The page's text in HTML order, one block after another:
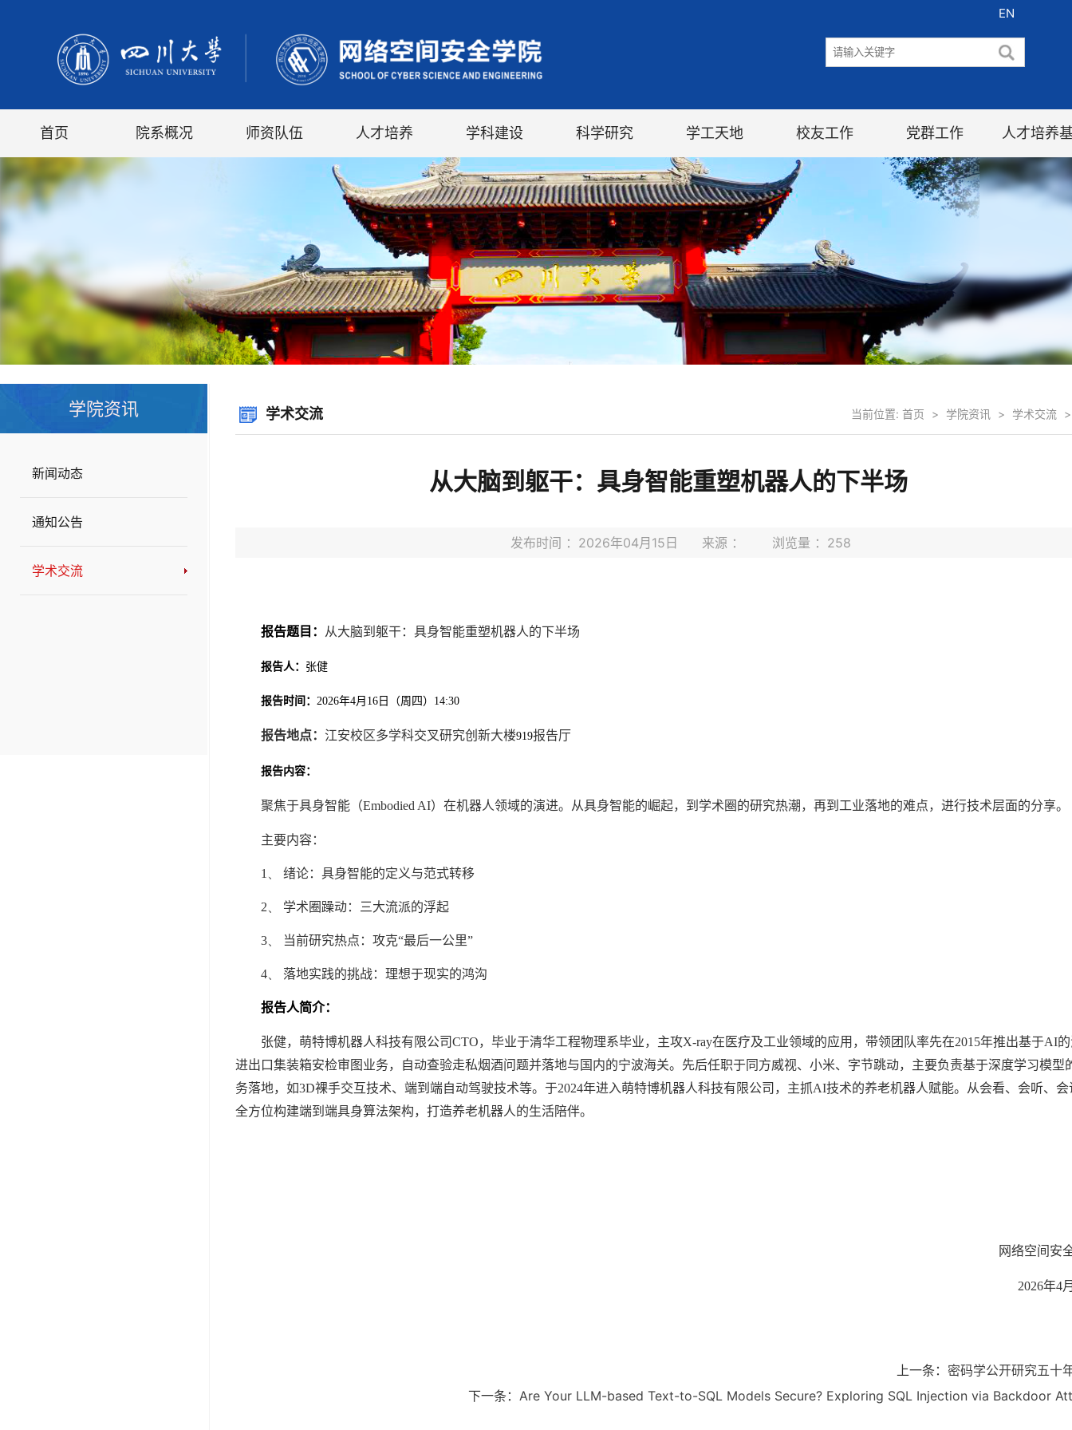
EN
首页 院系概况 师资队伍 人才培养 学科建设 科学研究 学工天地 校友工作 党群工作 人才培养
学院资讯
新闻动态
通知公告
学术交流
学术交流 当前位置: 首页 > 学院资讯 > 学术交流 >
从大脑到躯干：具身智能重塑机器人的下半场
发布时间 ：2026年04月15日 来源 ： 浏览量 ： 258
报告题目： 从大脑到躯干：具身智能重塑机器人的下半场
报告人： 张健
报告时间： 2026年4月 16 日（周四） 14:30
报告地点： 江安校区多学科交叉研究创新大楼919报告厅
报告内容：
聚焦于具身智能（Embodied AI）在机器人领域的演进。从具身智能的崛起，到学术圈的研究热潮，再到工业落地的难点，进行技术层面的分享。
主要内容：
1、 绪论：具身智能的定义与范式转移
2、 学术圈躁动：三大流派的浮起
3、 当前研究热点：攻克“最后一公里”
4、 落地实践的挑战：理想于现实的鸿沟
报告人简介：
张健，萌特博机器人科技有限公司CTO，毕业于清华工程物理系毕业，主攻X-ray在医疗及工业领域的应用，带领团队率先在2015年推出基于AI
进出口集装箱安检审图业务，自动查验走私烟酒问题并落地与国内的宁波海关。先后任职于同方威视、小米、字节跳动，主要负责基于深度学习模型
务落地，如3D裸手交互技术、端到端自动驾驶技术等。于2024年进入萌特博机器人科技有限公司，主抓AI技术的养老机器人赋能。从会看、会听、会
全方位构建端到端具身算法架构，打造养老机器人的生活陪伴。
网络空间安
2026年4
上一条： 密码学公开研究五十
下一条： Are Your LLM-based Text-to-SQL Models Secure? Exploring SQL Injection via Backdoor